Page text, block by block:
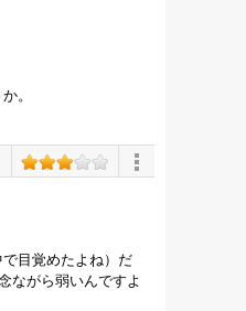
。
目覚めたよね）だ
ながら弱いんですよ